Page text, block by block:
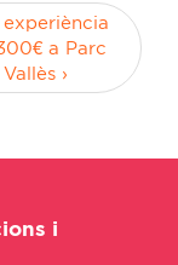
experiència
a Parc
Vallès ›
i